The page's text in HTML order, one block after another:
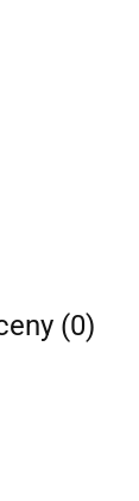
(0)